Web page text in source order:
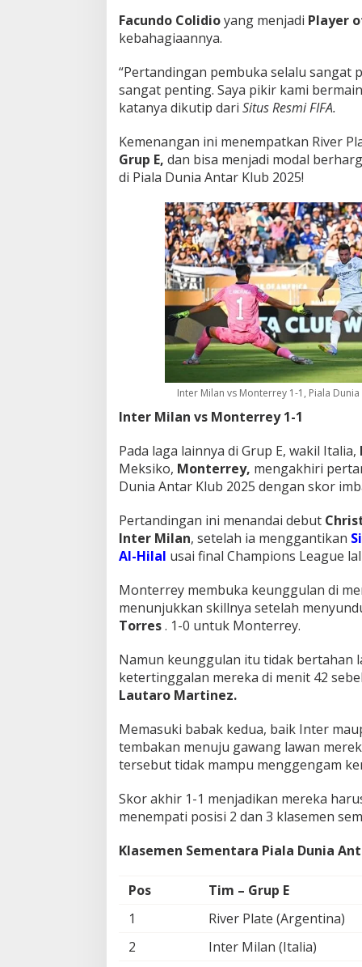
Facundo Colidioyang menjadi Player
kebahagiaannya.
“Pertandingan pembuka selalu sangat
sangat penting. Saya pikir kami
katanya dikutip dari Situs Resmi FIFA.
Kemenangan ini menempatkan River
Grup E, dan bisa menjadi modal
di Piala Dunia Antar Klub 2025!
Inter Milan vs Monterrey 1-1, Piala
Inter Milan vs Monterrey 1-1
Pada laga lainnya di Grup E, wakil Italia,
Meksiko, Monterrey, mengakhiri
Dunia Antar Klub 2025 dengan skor
Pertandingan ini menandai debut
Inter Milan, setelah ia menggantikan
Al-Hilal usai final Champions League
Monterrey membuka keunggulan di
menunjukkan skillnya setelah
Torres. 1-0 untuk Monterrey.
Namun keunggulan itu tidak bertahan
ketertinggalan mereka di menit 42
Lautaro Martinez.
Memasuki babak kedua, baik Inter
tembakan menuju gawang lawan
tersebut tidak mampu menggengam
Skor akhir 1-1 menjadikan mereka
menempati posisi 2 dan 3 klasemen
Klasemen Sementara Piala Dunia
Pos Tim – Grup E
1
River Plate (Argentina)
2
Inter Milan (Italia)